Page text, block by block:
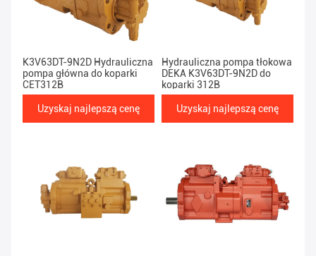
K3V63DT-9N2D Hydrauliczna
pompa główna do koparki
CET312B
Uzyskaj najlepszą cenę
Hydrauliczna pompa tłokowa
DEKA K3V63DT-9N2D do
koparki 312B
Uzyskaj najlepszą cenę